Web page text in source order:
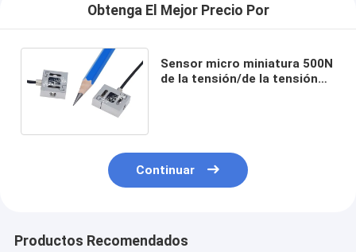
Obtenga El Mejor Precio Por
Sensor micro miniatura 500N
de la tensión/de la tensión
Continuar
Productos Recomendados